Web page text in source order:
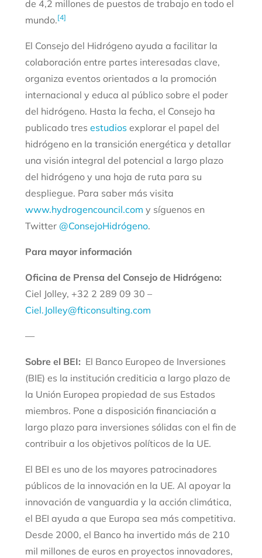
de 4,2 millones de puestos de trabajo en todo el
mundo.[4]
El Consejo del Hidrógeno ayuda a facilitar la
colaboración entre partes interesadas clave,
organiza eventos orientados a la promoción
internacional y educa al público sobre el poder
del hidrógeno. Hasta la fecha, el Consejo ha
publicado tres estudios explorar el papel del
hidrógeno en la transición energética y detallar
una visión integral del potencial a largo plazo
del hidrógeno y una hoja de ruta para su
despliegue. Para saber más visita
www.hydrogencouncil.com y síguenos en
Twitter @ConsejoHidrógeno.
Para mayor información
Oficina de Prensa del Consejo de Hidrógeno:
Ciel Jolley, +32 2 289 09 30 –
Ciel.Jolley@fticonsulting.com
—
Sobre el BEI: El Banco Europeo de Inversiones
(BIE) es la institución crediticia a largo plazo de
la Unión Europea propiedad de sus Estados
miembros. Pone a disposición financiación a
largo plazo para inversiones sólidas con el fin de
contribuir a los objetivos políticos de la UE.
El BEI es uno de los mayores patrocinadores
públicos de la innovación en la UE. Al apoyar la
innovación de vanguardia y la acción climática,
el BEI ayuda a que Europa sea más competitiva.
Desde 2000, el Banco ha invertido más de 210
mil millones de euros en proyectos innovadores,